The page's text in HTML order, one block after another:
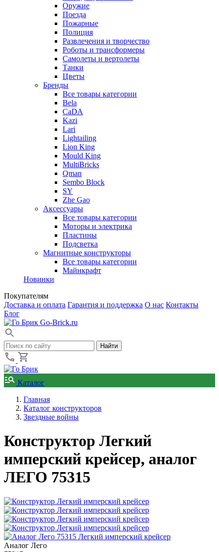
Оружие
Поезда
Пожарные
Полиция
Развлечения и творчество
Роботы и трансформеры
Самолеты и вертолеты
Танки
Цветы
Бренды
Все товары категории
Bela
CaDA
Kazi
Lari
Lightailing
Lion King
Mould King
MultiBricks
Qman
Sembo Block
SY
Zhe Gao
Аксессуары
Все товары категории
Моторы и электрика
Пластины
Подсветка
Магнитные конструкторы
Все товары категории
Майнкрафт
Новинки
Покупателям
Доставка и оплата Гарантия и поддержка О нас Контакты
Блог
Go-Brick.ru
Каталог
Главная
Каталог конструкторов
Звездные войны
Конструктор Легкий
имперский крейсер, аналог
ЛЕГО 75315
Аналог Лего